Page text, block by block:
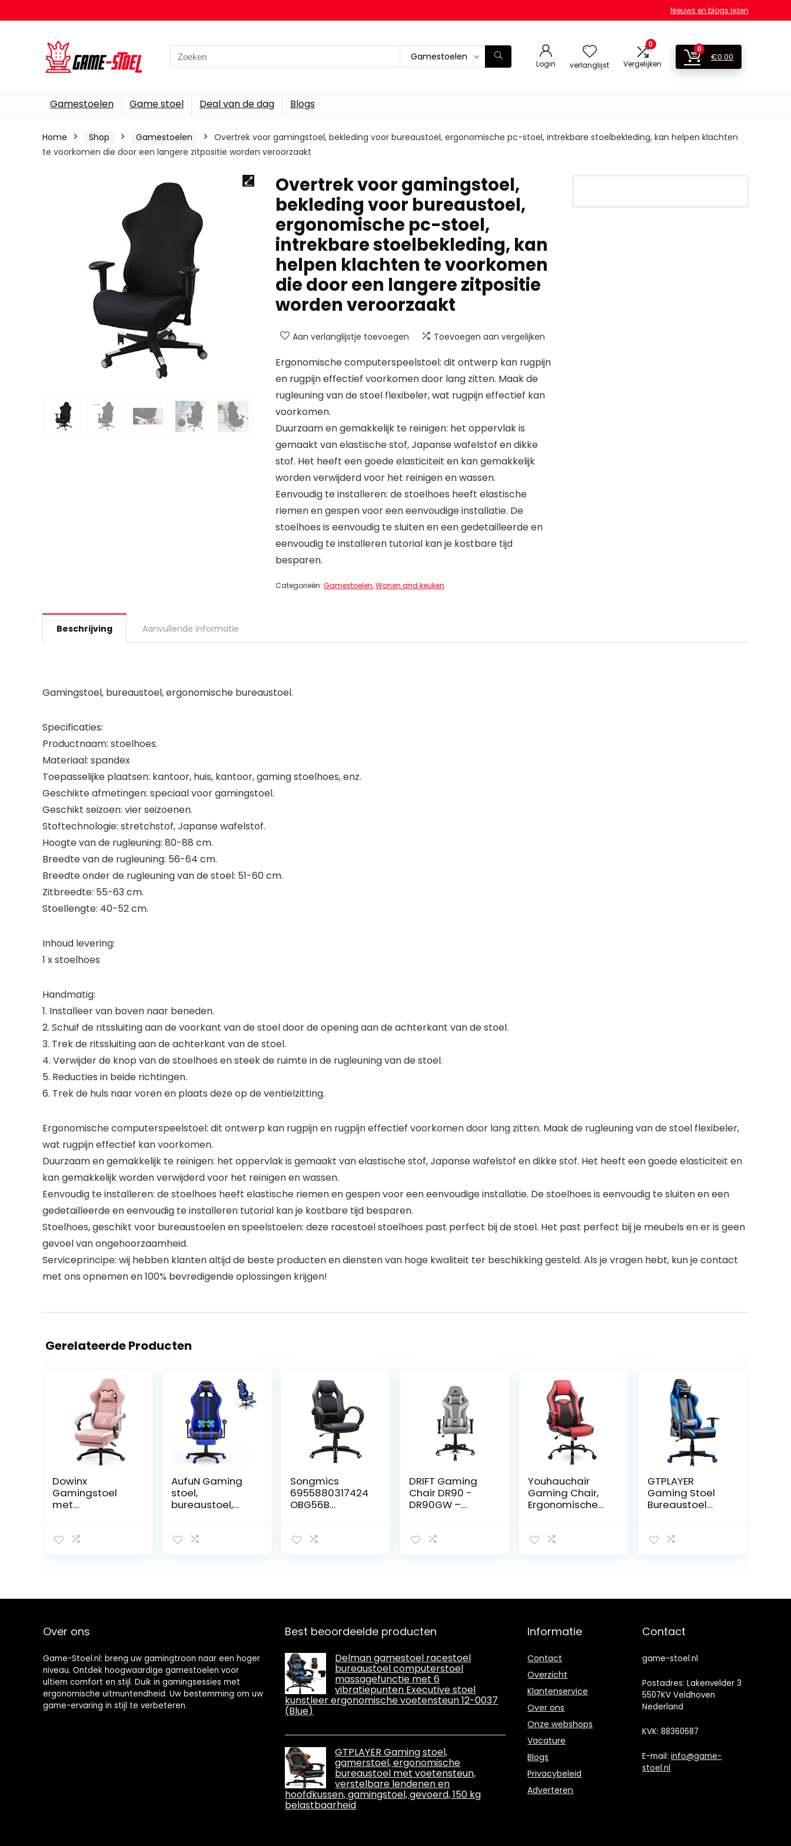
Nieuws en blogs lezen
Search
for:
Gamestoelen
Login verlanglijst
0
Vergelijken
0
€0.00
Gamestoelen Game stoel Deal van de dag Blogs
Home Shop Gamestoelen
Overtrek voor gamingstoel, bekleding voor bureaustoel, ergonomische pc-stoel, intrekbare stoelbekleding, kan helpen klachten
te voorkomen die door een langere zitpositie worden veroorzaakt
Overtrek voor gamingstoel,
bekleding voor bureaustoel,
ergonomische pc-stoel,
intrekbare stoelbekleding, kan
helpen klachten te voorkomen
die door een langere zitpositie
worden veroorzaakt
Aan verlanglijstje toevoegen Toevoegen aan vergelijken
Ergonomische computerspeelstoel: dit ontwerp kan rugpijn
en rugpijn effectief voorkomen door lang zitten. Maak de
rugleuning van de stoel flexibeler, wat rugpijn effectief kan
voorkomen.
Duurzaam en gemakkelijk te reinigen: het oppervlak is
gemaakt van elastische stof, Japanse wafelstof en dikke
stof. Het heeft een goede elasticiteit en kan gemakkelijk
worden verwijderd voor het reinigen en wassen.
Eenvoudig te installeren: de stoelhoes heeft elastische
riemen en gespen voor een eenvoudige installatie. De
stoelhoes is eenvoudig te sluiten en een gedetailleerde en
eenvoudig te installeren tutorial kan je kostbare tijd
besparen.
Categorieën: Gamestoelen,Wonen and keuken
Beschrijving Aanvullende informatie
Gamingstoel, bureaustoel, ergonomische bureaustoel.
Specificaties:
Productnaam: stoelhoes.
Materiaal: spandex
Toepasselijke plaatsen: kantoor, huis, kantoor, gaming stoelhoes, enz.
Geschikte afmetingen: speciaal voor gamingstoel.
Geschikt seizoen: vier seizoenen.
Stoftechnologie: stretchstof, Japanse wafelstof.
Hoogte van de rugleuning: 80-88 cm.
Breedte van de rugleuning: 56-64 cm.
Breedte onder de rugleuning van de stoel: 51-60 cm.
Zitbreedte: 55-63 cm.
Stoellengte: 40-52 cm.
Inhoud levering:
1 x stoelhoes
Handmatig:
1. Installeer van boven naar beneden.
2. Schuif de ritssluiting aan de voorkant van de stoel door de opening aan de achterkant van de stoel.
3. Trek de ritssluiting aan de achterkant van de stoel.
4. Verwijder de knop van de stoelhoes en steek de ruimte in de rugleuning van de stoel.
5. Reducties in beide richtingen.
6. Trek de huls naar voren en plaats deze op de ventielzitting.
Ergonomische computerspeelstoel: dit ontwerp kan rugpijn en rugpijn effectief voorkomen door lang zitten. Maak de rugleuning van de stoel flexibeler,
wat rugpijn effectief kan voorkomen.
Duurzaam en gemakkelijk te reinigen: het oppervlak is gemaakt van elastische stof, Japanse wafelstof en dikke stof. Het heeft een goede elasticiteit en
kan gemakkelijk worden verwijderd voor het reinigen en wassen.
Eenvoudig te installeren: de stoelhoes heeft elastische riemen en gespen voor een eenvoudige installatie. De stoelhoes is eenvoudig te sluiten en een
gedetailleerde en eenvoudig te installeren tutorial kan je kostbare tijd besparen.
Stoelhoes, geschikt voor bureaustoelen en speelstoelen: deze racestoel stoelhoes past perfect bij de stoel. Het past perfect bij je meubels en er is geen
gevoel van ongehoorzaamheid.
Serviceprincipe: wij hebben klanten altijd de beste producten en diensten van hoge kwaliteit ter beschikking gesteld. Als je vragen hebt, kun je contact
met ons opnemen en 100% bevredigende oplossingen krijgen!
Gerelateerde Producten
Dowinx
Gamingstoel
met
massagegamin
gamerstoel,
AufuN Gaming
stoel,
bureaustoel,
lendenkussen,
gamingstoel
(blauw)
Songmics
6955880317424
OBG56B
directiestoel,
DRIFT Gaming
Chair DR90 -
DR90GW –
ademende stof,
basis, klasse 4
al kussen,
Youhauchair
Gaming Chair,
Ergonomische
Armleuningen,
Chair,
tot 150 kg
GTPLAYER
Gaming Stoel
Bureaustoel
Stoel
Ergonomisch
Over ons
Game-Stoel.nl: breng uw gamingtroon naar een hoger
niveau. Ontdek hoogwaardige gamestoelen voor
ultiem comfort en stijl. Duik in gamingsessies met
ergonomische uitmuntendheid. Uw bestemming om uw
game-ervaring in stijl te verbeteren.
Best beoordeelde producten
Delman gamestoel racestoel
bureaustoel computerstoel
massagefunctie met 6
vibratiepunten Executive stoel
kunstleer ergonomische voetensteun 12-0037
(Blue)
GTPLAYER Gaming stoel,
gamerstoel, ergonomische
bureaustoel met voetensteun,
verstelbare lendenen en
hoofdkussen, gamingstoel, gevoerd, 150 kg
belastbaarheid
Informatie
Contact
Overzicht
Klantenservice
Over ons
Onze webshops
Vacature
Blogs
Privacybeleid
Adverteren
Contact
game-stoel.nl
Postadres: Lakenvelder 3
5507KV Veldhoven
Nederland
KVK: 88360687
E-mail:info@game-
stoel.nl